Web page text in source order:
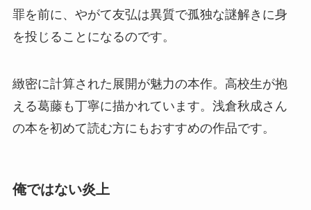
罪を前に、やがて友弘は異質で孤独な謎解きに身
を投じることになるのです。
緻密に計算された展開が魅力の本作。高校生が抱
える葛藤も丁寧に描かれています。浅倉秋成さん
の本を初めて読む方にもおすすめの作品です。
俺ではない炎上